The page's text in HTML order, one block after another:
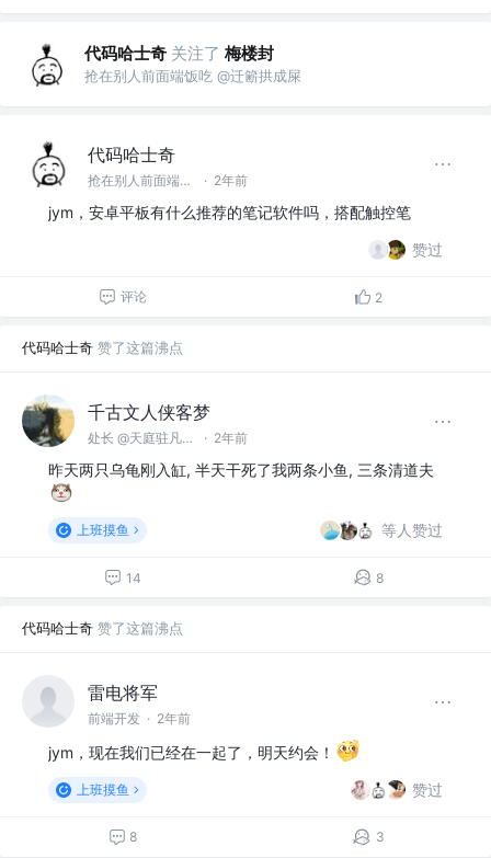
代码哈士奇 关注了 梅楼封
抢在别人前面端饭吃 @迁簖拱成屎
代码哈士奇
抢在别人前面端饭吃 @迁簖拱成屎 · 2年前
jym，安卓平板有什么推荐的笔记软件吗，搭配触控笔
赞过
评论 2
代码哈士奇 赞了这篇沸点
千古文人侠客梦
处长 @天庭驻凡间东北地区办事处 · 2年前
昨天两只乌龟刚入缸, 半天干死了我两条小鱼, 三条清道夫
上班摸鱼 等人赞过
14 8
代码哈士奇 赞了这篇沸点
雷电将军
前端开发 · 2年前
jym，现在我们已经在一起了，明天约会！
上班摸鱼 赞过
8 3